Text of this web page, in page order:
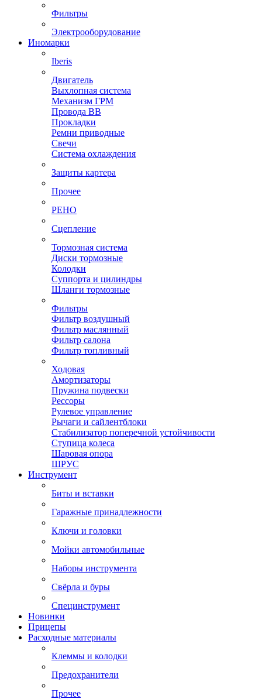
Фильтры
Электрооборудование
Иномарки
Iberis
Двигатель
Выхлопная система
Механизм ГРМ
Провода ВВ
Прокладки
Ремни приводные
Свечи
Система охлаждения
Защиты картера
Прочее
РЕНО
Сцепление
Тормозная система
Диски тормозные
Колодки
Суппорта и цилиндры
Шланги тормозные
Фильтры
Фильтр воздушный
Фильтр маслянный
Фильтр салона
Фильтр топливный
Ходовая
Амортизаторы
Пружина подвески
Рессоры
Рулевое управление
Рычаги и сайлентблоки
Стабилизатор поперечной устойчивости
Ступица колеса
Шаровая опора
ШРУС
Инструмент
Биты и вставки
Гаражные принадлежности
Ключи и головки
Мойки автомобильные
Наборы инструмента
Свёрла и буры
Специнструмент
Новинки
Прицепы
Расходные материалы
Клеммы и колодки
Предохранители
Прочее